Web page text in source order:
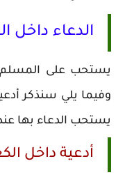
الدعاء داخل
يستحب على المسلم
وفيما يلي سنذكر
يستحب الدعاء بها
أدعية داخل